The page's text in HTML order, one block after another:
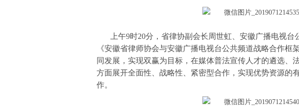
上午9时20分，省律协副会长周世虹、安徽广播电视
《安徽省律师协会与安徽广播电视台公共频道战略合作框
同发展，实现双赢为目标，在媒体普法宣传人才的遴选、
方面展开全面性、战略性、紧密型合作，实现优势资源的
作。